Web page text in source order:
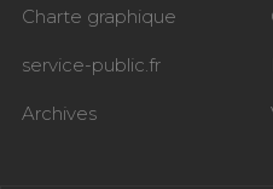
Charte graphique
service-public.fr
Archives